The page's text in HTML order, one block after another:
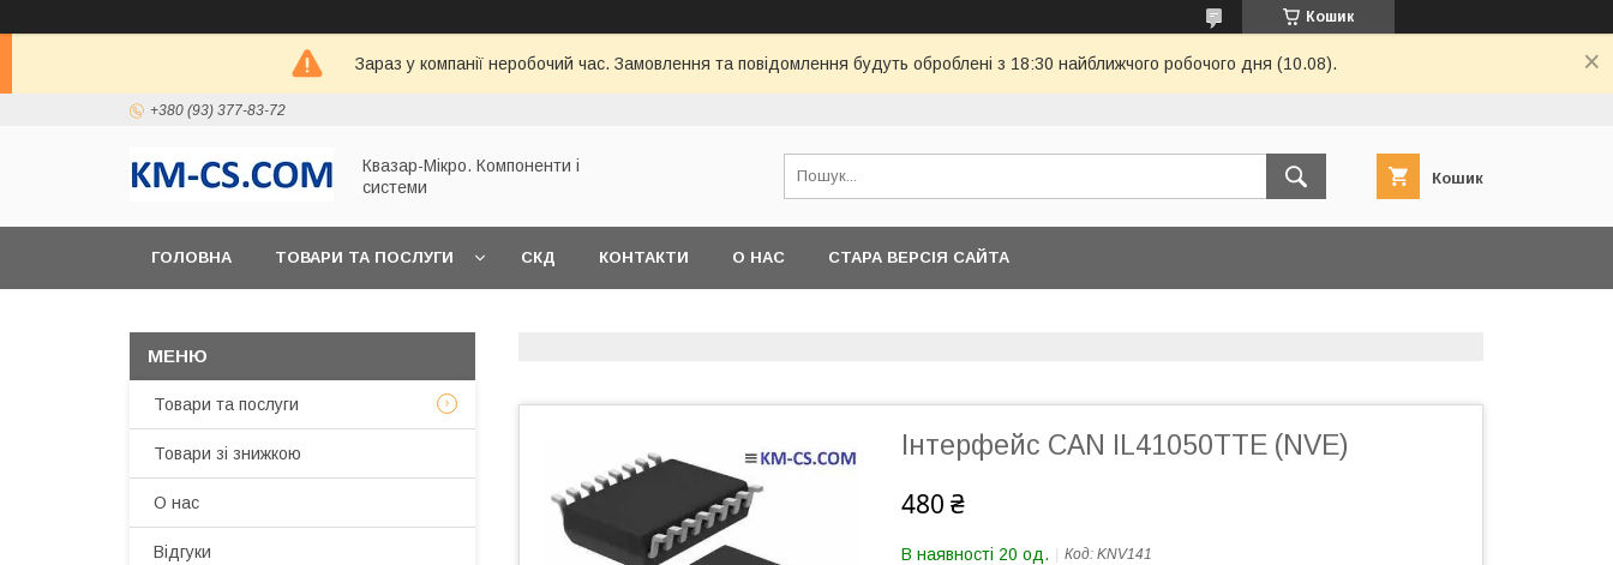
Кошик
Зараз у компанії неробочий час. Замовлення та повідомлення будуть оброблені з 18:30 найближчого робочого дня (10.08).
+380 (93) 377-83-72
Квазар-Мікро. Компоненти і
системи
Кошик
ГОЛОВНА ТОВАРИ ТА ПОСЛУГИ СКД КОНТАКТИ О НАС СТАРА ВЕРСІЯ САЙТА
Інтерфейс CAN IL41050TTE (NVE)
480 ₴
В наявності 20 од. Код: KNV141
Товари та послуги
Товари зі знижкою
О нас
Відгуки